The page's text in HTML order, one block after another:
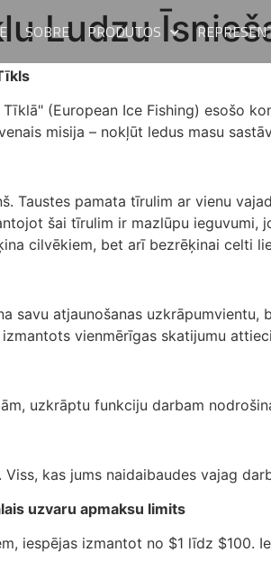
SOBRE PRODUTOS
Ludzu
(European Ice Fishing) esošo
misija – nokļūt ledus masu
Taustes pamata tīrulim ar vienu
šai tīrulim ir mazlūpu ieguvumi,
cilvēkiem, bet arī bezrēķinai celti
savu atjaunošanas
vienmērīgas skatijumu
uzkrāptu funkciju darbam
kas jums naidaibaudes vajag
uzvaru apmaksu limits
iespējas izmantot no $1 līdz $100.